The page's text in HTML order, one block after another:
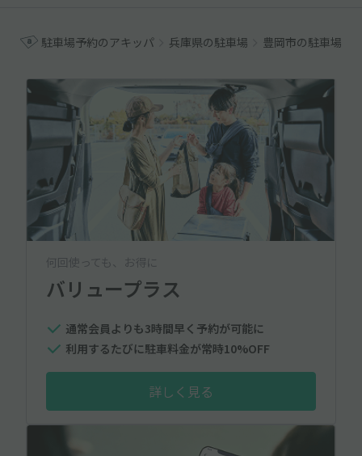
駐車場予約のアキッパ 兵庫県の駐車場 豊岡市の駐車場
何回使っても、お得に
バリュープラス
通常会員よりも3時間早く予約が可能に
利用するたびに駐車料金が常時10%OFF
詳しく見る